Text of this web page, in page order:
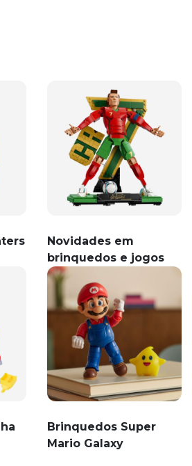
Novidades em
brinquedos e jogos
Brinquedos Super
Mario Galaxy